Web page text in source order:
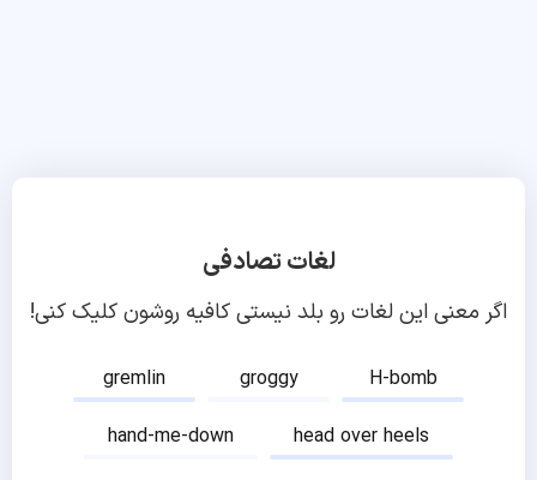
لغات تصادفی
اگر معنی این لغات رو بلد نیستی کافیه روشون کلیک کنی!
gremlin groggy
H-bomb
hand-me-down
head over heels